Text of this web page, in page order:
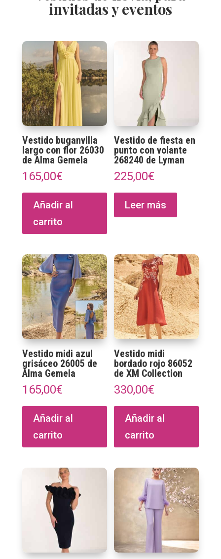
invitadas y eventos
Vestido buganvilla
largo con flor 26030
de Alma Gemela
165,00€
Añadir al
carrito
Vestido de fiesta en
punto con volante
268240 de Lyman
225,00€
Leer más
Vestido midi azul
grisáceo 26005 de
Alma Gemela
165,00€
Añadir al
carrito
Vestido midi
bordado rojo 86052
de XM Collection
330,00€
Añadir al
carrito